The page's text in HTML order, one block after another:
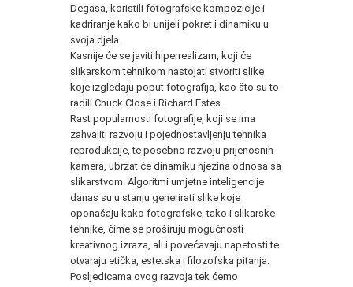
Degasa, koristili fotografske kompozicije i
kadriranje kako bi unijeli pokret i dinamiku u
svoja djela.
Kasnije će se javiti hiperrealizam, koji će
slikarskom tehnikom nastojati stvoriti slike
koje izgledaju poput fotografija, kao što su to
radili Chuck Close i Richard Estes.
Rast popularnosti fotografije, koji se ima
zahvaliti razvoju i pojednostavljenju tehnika
reprodukcije, te posebno razvoju prijenosnih
kamera, ubrzat će dinamiku njezina odnosa sa
slikarstvom. Algoritmi umjetne inteligencije
danas su u stanju generirati slike koje
oponašaju kako fotografske, tako i slikarske
tehnike, čime se proširuju mogućnosti
kreativnog izraza, ali i povećavaju napetosti te
otvaraju etička, estetska i filozofska pitanja.
Posljedicama ovog razvoja tek ćemo